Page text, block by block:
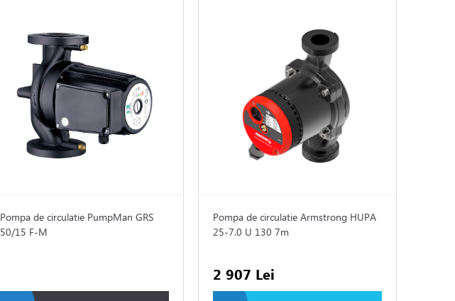
Pompa de circulatie PumpMan GRS
50/15 F-M
Pompa de circulatie Armstrong HUPA
25-7.0 U 130 7m
2 907 Lei